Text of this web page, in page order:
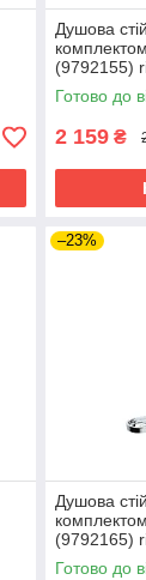
Душова
(9792155)
Готово до
2 159 ₴
–23%
Душова
(9792165)
Готово до